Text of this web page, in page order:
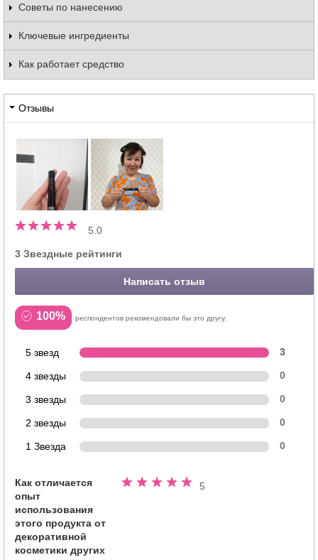
Советы по нанесению
Ключевые ингредиенты
Как работает средство
Отзывы
5.0
3 Звездные рейтинги
Написать отзыв
100% респондентов рекомендовали бы это другу.
5 звезд 3
4 звезды 0
3 звезды 0
2 звезды 0
1 Звезда 0
Как отличается
опыт
использования
этого продукта от
декоративной
косметики других
5
Номинальный